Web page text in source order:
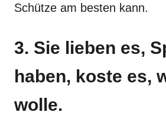
Schütze am besten kann.
3. Sie lieben es,
haben, koste es,
wolle.